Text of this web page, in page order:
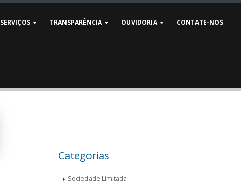
SERVIÇOS TRANSPARÊNCIA OUVIDORIA CONTATE-NOS
Categorias
Sociedade Limitada